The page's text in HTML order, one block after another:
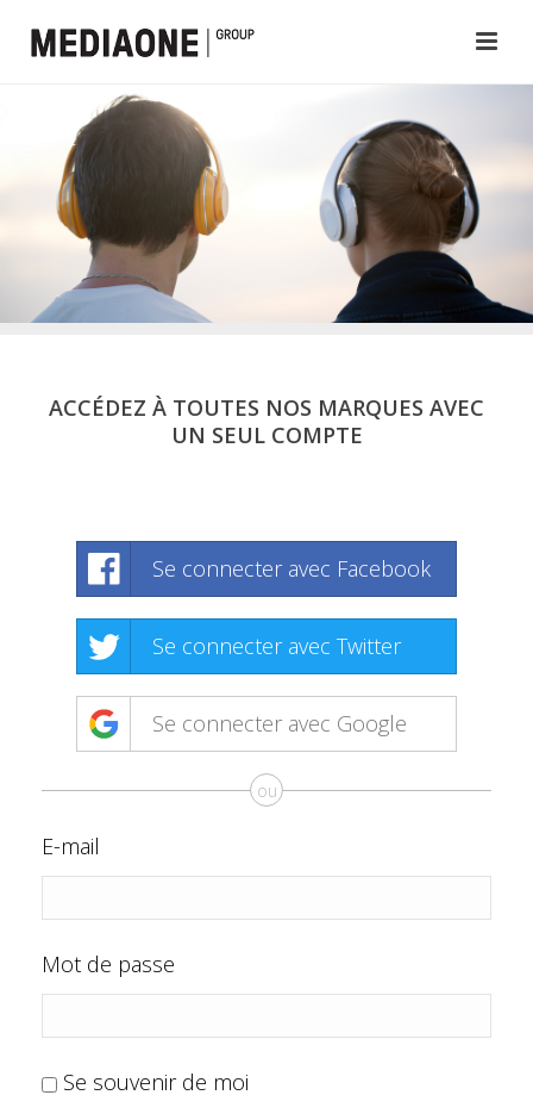
ACCÉDEZ À TOUTES NOS MARQUES AVEC
UN SEUL COMPTE
Se connecter avec Facebook
Se connecter avec Twitter
Se connecter avec Google
ou
E-mail
Mot de passe
Se souvenir de moi